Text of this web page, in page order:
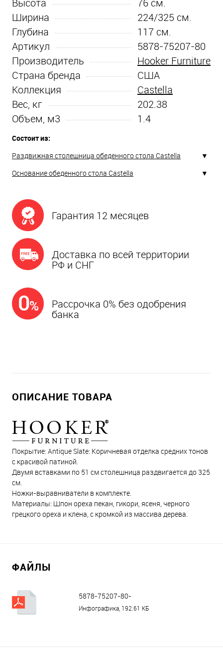
Высота 76 см.
Ширина
224/325 см.
Глубина
117 см.
Артикул
5878-75207-80
Производитель
Hooker Furniture
Страна бренда
США
Коллекция
Castella
Вес, кг
202.38
Объем, м3
1.4
Состоит из:
Раздвижная столешница обеденного стола Castella
Основание обеденного стола Castella
Гарантия 12 месяцев
Доставка по всей территории
РФ и СНГ
Рассрочка 0% без одобрения
банка
ОПИСАНИЕ ТОВАРА
Покрытие: Antique Slate: Коричневая отделка средних тонов
с красивой патиной.
Двумя вставками по 51 см столешница раздвигается до 325
см.
Ножки-выравниватели в комплекте.
Материалы: Шпон ореха пекан, гикори, ясеня, черного
грецкого ореха и клена, с кромкой из массива дерева.
ФАЙЛЫ
5878-75207-80-
assembly_compressed.pdf
Инфографика, 192.61 КБ